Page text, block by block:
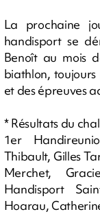
La prochaine
handisport se
Benoît au mois
biathlon,
et des épreuves
* Résultats du
1er
Thibault, Gilles
Merchet,
Handisport
Hoarau,